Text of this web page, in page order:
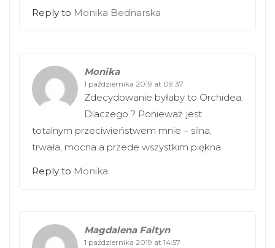
Reply to Monika Bednarska
Monika
1 października 2019 at 09:37
Zdecydowanie byłaby to Orchidea.
Dlaczego ? Ponieważ jest
totalnym przeciwieństwem mnie – silna,
trwała, mocna a przede wszystkim piękna.
Reply to Monika
Magdalena Faltyn
1 października 2019 at 14:57